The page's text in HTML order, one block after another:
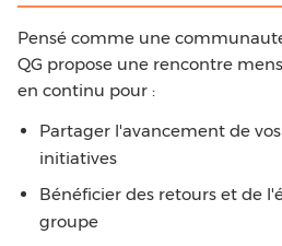
Pensé comme une
QG propose une rencontre
en continu pour :
Partager l'avancement de
initiatives
Bénéficier des retours et de
groupe